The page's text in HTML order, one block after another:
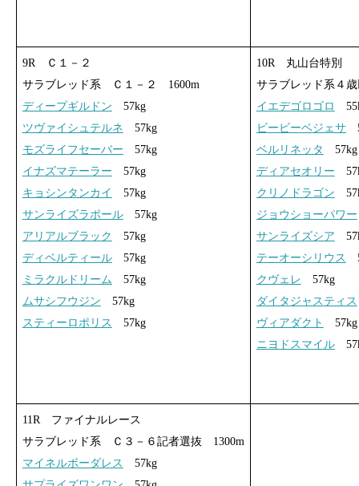
9R Ｃ１－２
サラブレッド系 Ｃ１－２ 1600m
ディープギルドン 57kg
ツヴァイシュテルネ 57kg
モズライフセーバー 57kg
イナズマテーラー 57kg
キョシンタンカイ
57kg
サンライズラポール57kg
アリアルブラック
57kg
ディベルティール57kg
ミラクルドリーム 57kg
ムサシフウジン 57kg
スティーロポリス
57kg
10R 丸山台特別
サラブレッド系４
イエデゴロゴロ
ビービーベジェサ
ベルリネッタ
57kg
ディアセオリー
クリノドラゴン
ジョウショーパワー
サンライズシア
テーオーシリウス
クヴェレ 57kg
ダイタジャスティス
ヴィアダクト
57kg
ニヨドスマイル
11R ファイナルレース
サラブレッド系 Ｃ３－６記者選抜 1300m
マイネルボーダレス
57kg